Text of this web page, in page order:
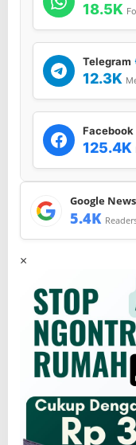
18.5K
Telegram
12.3K
Facebook
125.4K
Google News
5.4K
×